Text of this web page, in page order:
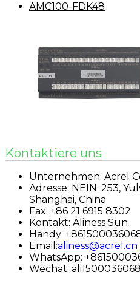
AMC100-FDK48
Kontaktiere uns
Unternehmen: Acrel
Adresse: NEIN. 253,
Shanghai, China
Fax: +86 21 6915 8302
Kontakt: Aliness Sun
Handy:
Email:aliness@acrel.cn
WhatsApp:
Wechat: